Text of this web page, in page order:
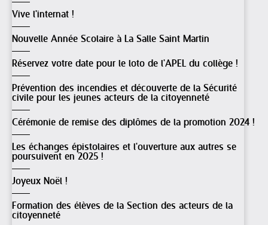
Vive l'internat !
Nouvelle Année Scolaire à La Salle Saint Martin
Réservez votre date pour le loto de l'APEL du collège !
Prévention des incendies et découverte de la Sécurité
civile pour les jeunes acteurs de la citoyenneté
Cérémonie de remise des diplômes de la promotion 2024 !
Les échanges épistolaires et l'ouverture aux autres se
poursuivent en 2025 !
Joyeux Noël !
Formation des élèves de la Section des acteurs de la
citoyenneté